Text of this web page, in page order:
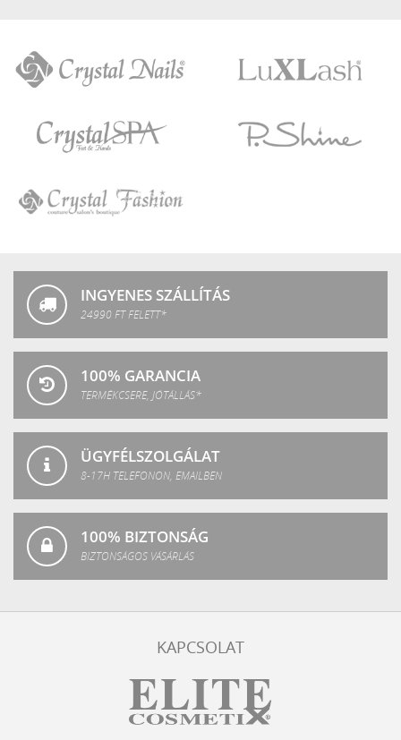
SPA
INGYENES SZÁLLÍTÁS
24990 FT FELETT*
100% GARANCIA
TERMÉKCSERE, JÓTÁLLÁS*
ÜGYFÉLSZOLGÁLAT
8-17H TELEFONON, EMAILBEN
100% BIZTONSÁG
BIZTONSÁGOS VÁSÁRLÁS
KAPCSOLAT